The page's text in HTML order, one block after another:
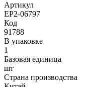
Артикул
EP2-06797
Код
91788
В упаковке
1
Базовая единица
шт
Страна производства